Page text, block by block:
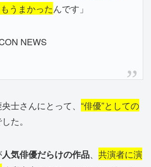
うまかったんです」
NEWS
士さんにとって、 “俳優”としての
た。
人気俳優だらけの作品、 共演者に演